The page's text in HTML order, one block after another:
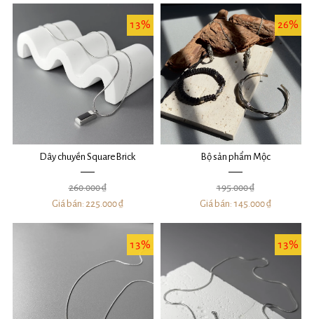
13%
Dây chuyền SquareBrick
260.000 ₫
Giá bán: 225.000 ₫
26%
Bộ sản phẩm Mộc
195.000 ₫
Giá bán: 145.000 ₫
13% 13%